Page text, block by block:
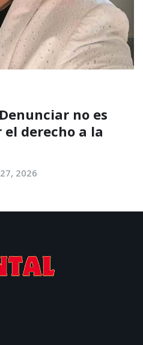
no es
derecho a la
2026